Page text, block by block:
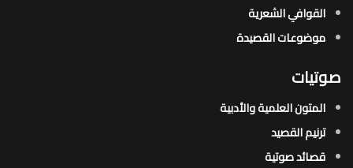
القوافي الشعرية​
موضوعات القصيدة​
صوتيات
المتون العلمية والأدبية
ترنيم القصيد
قصائد صوتية